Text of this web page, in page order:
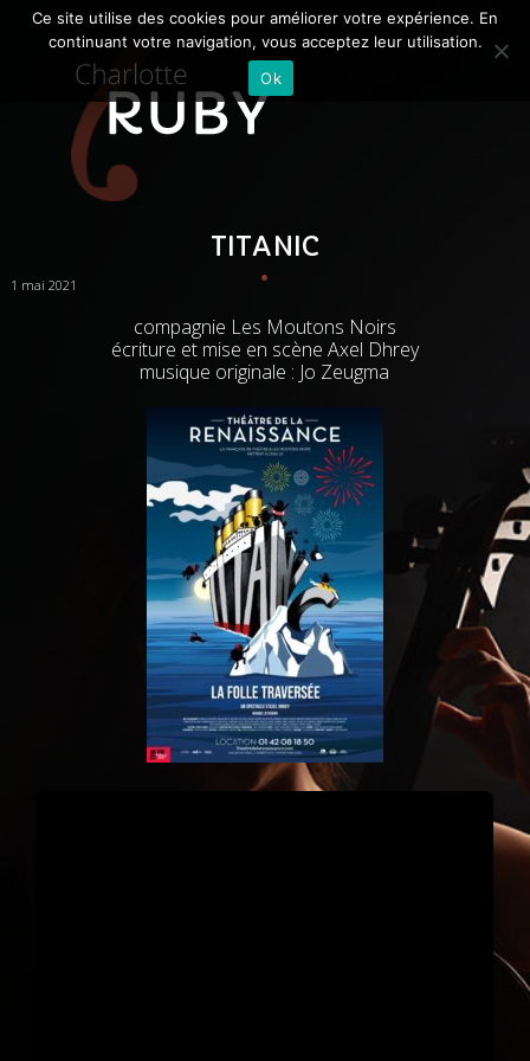
TITANIC
1 mai 2021
compagnie Les Moutons Noirs
écriture et mise en scène Axel Dhrey
musique originale : Jo Zeugma
Ce site utilise des cookies pour améliorer votre expérience. En
continuant votre navigation, vous acceptez leur utilisation.
Ok